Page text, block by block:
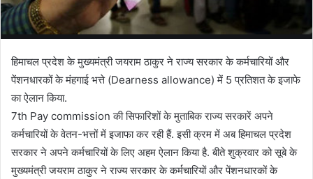
हिमाचल प्रदेश के मुख्यमंत्री जयराम ठाकुर ने राज्य सरकार के कर्मचारियों और
पेंशनधारकों के मंहगाई भत्ते (Dearness allowance) में 5 प्रतिशत के इजाफे
का ऐलान किया.
7th Pay commission की सिफारिशों के मुताबिक राज्य सरकारें अपने
कर्मचारियों के वेतन-भत्तों में इजाफा कर रही हैं. इसी क्रम में अब हिमाचल प्रदेश
सरकार ने अपने कर्मचारियों के लिए अहम ऐलान किया है. बीते शुक्रवार को सूबे के
मुख्यमंत्री जयराम ठाकुर ने राज्य सरकार के कर्मचारियों और पेंशनधारकों के